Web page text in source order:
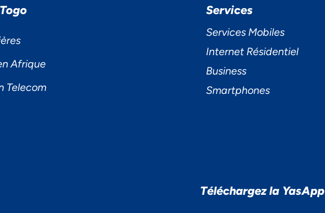
Afrique
Telecom
Services
Services Mobiles
Internet Résidentiel
Business
Smartphones
Téléchargez la YasApp
ACCORDONS DE
À VOTRE VIE PRIVÉE